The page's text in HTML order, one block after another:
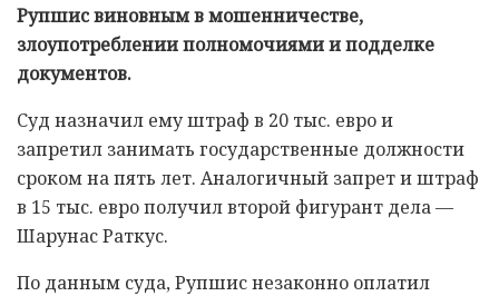
Рупшис виновным в мошенничестве,
злоупотреблении полномочиями и подделке
документов.
Суд назначил ему штраф в 20 тыс. евро и
запретил занимать государственные должности
сроком на пять лет. Аналогичный запрет и штраф
в 15 тыс. евро получил второй фигурант дела —
Шарунас Раткус.
По данным суда, Рупшис незаконно оплатил